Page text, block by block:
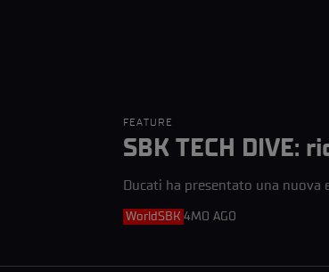
FEATURE
SBK TECH DIVE:
Ducati ha presentato una
WorldSBK 4MO AGO